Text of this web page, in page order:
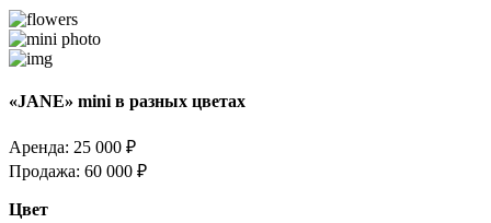
«JANE» mini в разных цветах
Аренда: 25 000 ₽
Продажа: 60 000 ₽
Цвет